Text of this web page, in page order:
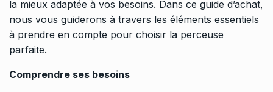
la mieux adaptée à vos besoins. Dans ce guide d’achat,
nous vous guiderons à travers les éléments essentiels
à prendre en compte pour choisir la perceuse
parfaite.
Comprendre ses besoins